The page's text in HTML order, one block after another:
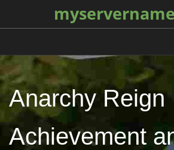
Anarchy Reign
Achievement